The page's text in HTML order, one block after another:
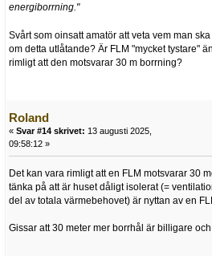
energiborrning."
Svårt som oinsatt amatör att veta vem man
om detta utlåtande? Är FLM "mycket tystare"
rimligt att den motsvarar 30 m borrning?
Roland
« Svar #14 skrivet: 13 augusti 2025,
09:58:12 »
Det kan vara rimligt att en FLM motsvarar 30
tänka på att är huset dåligt isolerat (=
del av totala värmebehovet) är nyttan av en
Gissar att 30 meter mer borrhål är billigare